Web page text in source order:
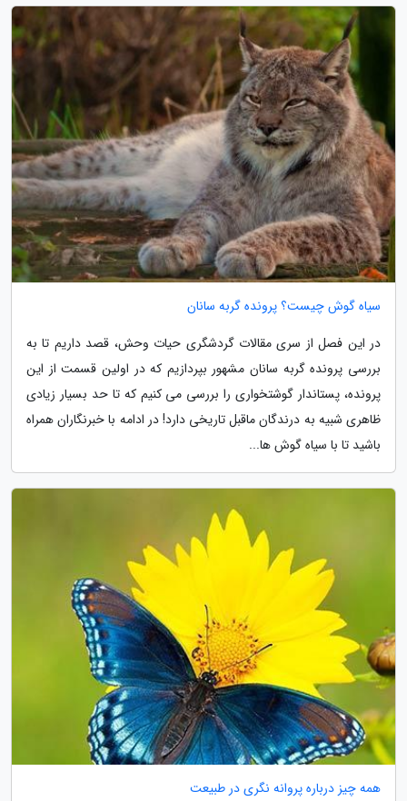
سیاه گوش چیست؟ پرونده گربه سانان
در این فصل از سری مقالات گردشگری حیات وحش، قصد داریم تا به
بررسی پرونده گربه سانان مشهور بپردازیم که در اولین قسمت از این
پرونده، پستاندار گوشتخواری را بررسی می کنیم که تا حد بسیار زیادی
ظاهری شبیه به درندگان ماقبل تاریخی دارد! در ادامه با خبرنگاران همراه
باشید تا با سیاه گوش ها...
همه چیز درباره پروانه نگری در طبیعت